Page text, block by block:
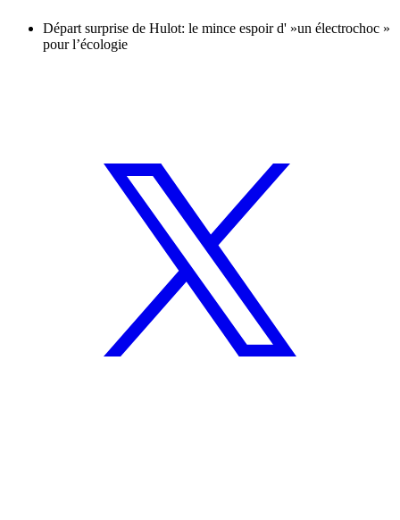
Départ surprise de Hulot: le mince espoir d' »un électrochoc »
pour l’écologie